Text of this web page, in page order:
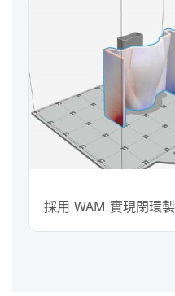
採用 WAM 實現閉環